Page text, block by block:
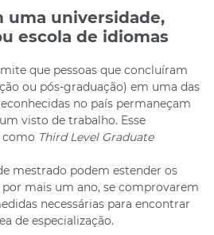
uma universidade,
escola de idiomas
que pessoas que concluíram
ou pós-graduação) em uma das
no país permaneçam
visto de trabalho. Esse
como Third Level Graduate
mestrado podem estender os
mais um ano, se comprovarem
necessárias para encontrar
de especialização.